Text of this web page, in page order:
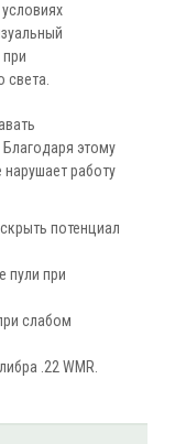
света.
этому
работу
потенциал
пули при
слабом
.22 WMR.